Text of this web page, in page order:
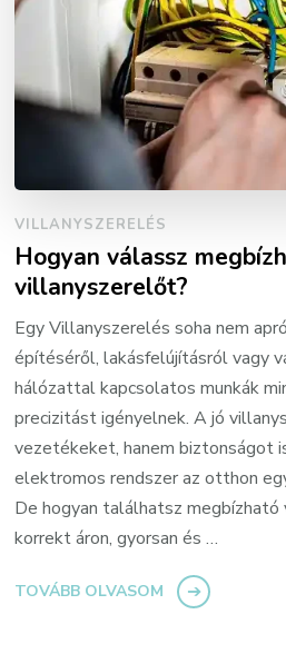
VILLANYSZERELÉS
Hogyan válassz
villanyszerelőt?
Egy Villanyszerelés soha nem
építéséről, lakásfelújításról vagy
hálózattal kapcsolatos munkák
precizitást igényelnek. A jó
vezetékeket, hanem biztonságot
elektromos rendszer az otthon
De hogyan találhatsz
korrekt áron, gyorsan és …
TOVÁBB OLVASOM